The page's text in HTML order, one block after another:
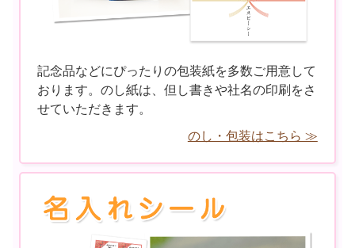
記念品などにぴったりの包装紙を多数ご用意して
おります。のし紙は、但し書きや社名の印刷をさ
せていただきます。
のし・包装はこちら ≫